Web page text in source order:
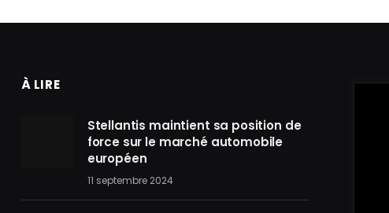
À LIRE
Stellantis maintient sa position de
force sur le marché automobile
européen
11 septembre 2024